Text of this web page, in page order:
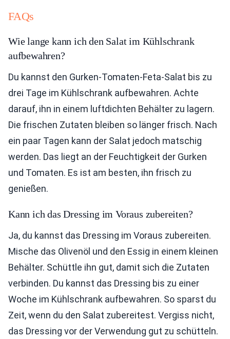
FAQs
Wie lange kann ich den Salat im Kühlschrank
aufbewahren?
Du kannst den Gurken-Tomaten-Feta-Salat bis zu
drei Tage im Kühlschrank aufbewahren. Achte
darauf, ihn in einem luftdichten Behälter zu lagern.
Die frischen Zutaten bleiben so länger frisch. Nach
ein paar Tagen kann der Salat jedoch matschig
werden. Das liegt an der Feuchtigkeit der Gurken
und Tomaten. Es ist am besten, ihn frisch zu
genießen.
Kann ich das Dressing im Voraus zubereiten?
Ja, du kannst das Dressing im Voraus zubereiten.
Mische das Olivenöl und den Essig in einem kleinen
Behälter. Schüttle ihn gut, damit sich die Zutaten
verbinden. Du kannst das Dressing bis zu einer
Woche im Kühlschrank aufbewahren. So sparst du
Zeit, wenn du den Salat zubereitest. Vergiss nicht,
das Dressing vor der Verwendung gut zu schütteln.